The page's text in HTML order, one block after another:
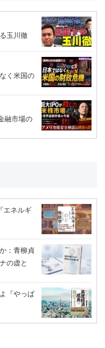
玉川徹
く米国の
融市場の
エネルギ
：青柳貞
の虚と
『やっぱ